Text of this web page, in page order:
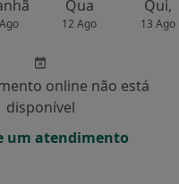
Qua
12 Ago
Qui,
13 Ago
online não está
disponível
um atendimento